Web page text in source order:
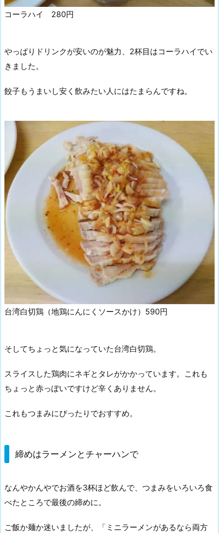
コーラハイ 280円
やっぱりドリンクが安いのが魅力、2杯目はコーラハイでい
きました。
餃子もうまいし安く飲みたい人にはたまらんですね。
台湾白切鶏（地鶏にんにくソースかけ）590円
そしてちょっと気になっていた台湾白切鶏。
スライスした鶏肉にネギとタレがかかっています。これも
ちょっと赤っぽいですけど辛くありません。
これもつまみにぴったりでおすすめ。
締めはラーメンとチャーハンで
なんやかんやでお酒を3杯ほど飲んで、つまみをいろいろ食
べたところで最後の締めに。
ご飯か麺か迷いましたが、「ミニラーメンがあるなら両方